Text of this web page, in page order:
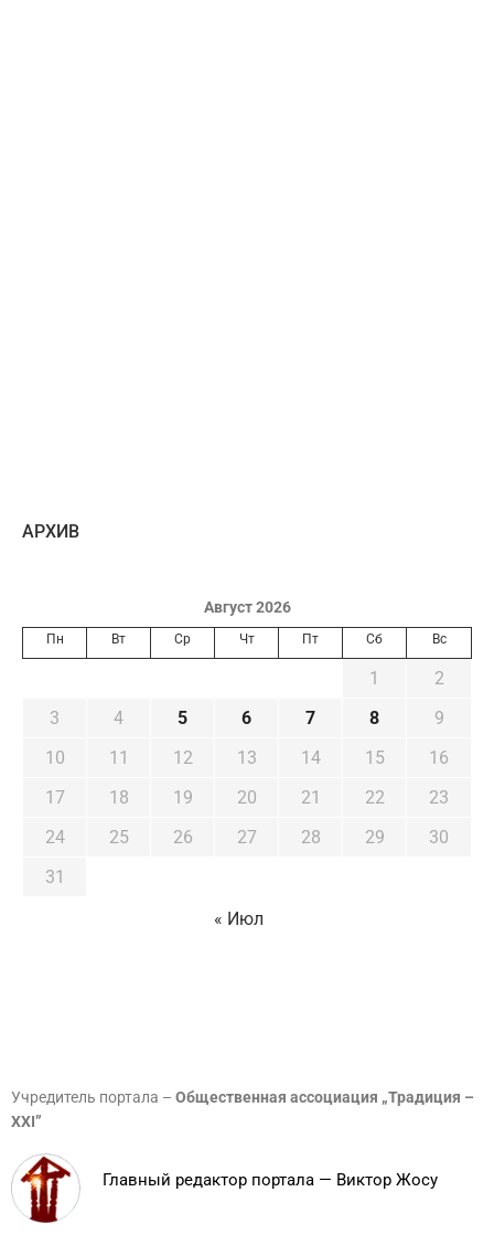
AРХИВ
Август 2026
Пн Вт Ср Чт Пт Сб Вс
1
2
3
4 5 6 7 8
9
10
11 12 13 14 15
16
17
18 19 20 21 22
23
24
25 26 27 28 29
30
31
« Июл
Учредитель портала – Общественная ассоциация „Традиция –
XXI”
Главный редактор портала — Виктор Жосу